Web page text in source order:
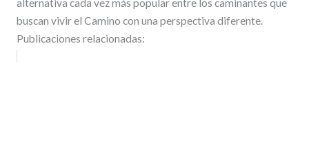
alternativa cada vez más popular entre los caminantes que
buscan vivir el Camino con una perspectiva diferente.
Publicaciones relacionadas: